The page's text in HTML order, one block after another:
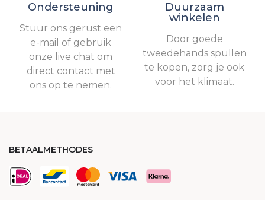
Ondersteuning
Stuur ons gerust een
e-mail of gebruik
onze live chat om
direct contact met
ons op te nemen.
Duurzaam
winkelen
Door goede
tweedehands spullen
te kopen, zorg je ook
voor het klimaat.
BETAALMETHODES